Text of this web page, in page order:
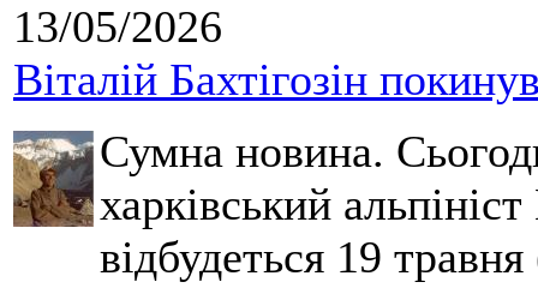
13/05/2026
Віталій Бахтігозін
Сумна новина.
харківський
відбудеться 19